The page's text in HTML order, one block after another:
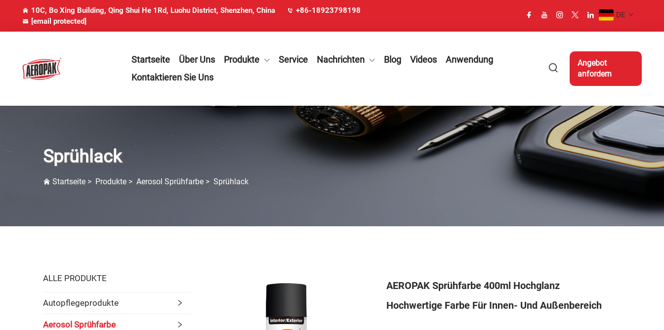
10C, Bo Xing Building, Qing Shui He 1Rd, Luohu District, Shenzhen, China
+86-18923798198
[email protected]
DE
Startseite Über Uns Produkte Service Nachrichten Blog Videos
Anwendung
Kontaktieren Sie Uns
Angebot
anfordern
Sprühlack
Startseite > Produkte > Aerosol Sprühfarbe > Sprühlack
ALLE PRODUKTE
Autopflegeprodukte
Aerosol Sprühfarbe
AEROPAK Sprühfarbe 400ml Hochglanz
Hochwertige Farbe Für Innen- Und Außenbereich